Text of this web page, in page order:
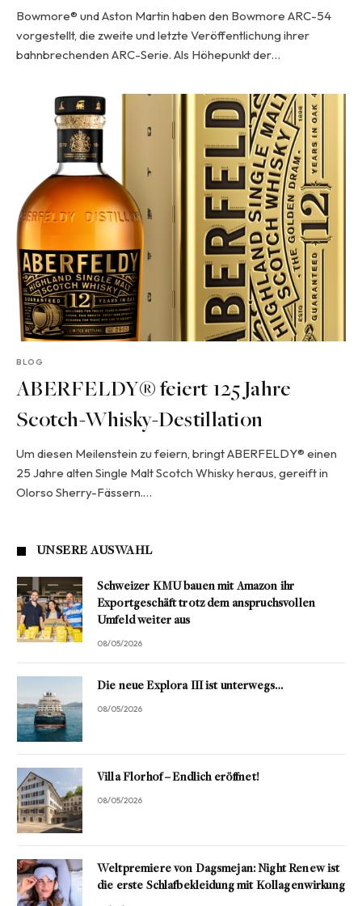
Bowmore® und Aston Martin haben den Bowmore ARC-54
vorgestellt, die zweite und letzte Veröffentlichung ihrer
bahnbrechenden ARC-Serie. Als Höhepunkt der…
BLOG
ABERFELDY® feiert 125 Jahre
Scotch-Whisky-Destillation
Um diesen Meilenstein zu feiern, bringt ABERFELDY® einen
25 Jahre alten Single Malt Scotch Whisky heraus, gereift in
Olorso Sherry-Fässern.…
UNSERE AUSWAHL
Schweizer KMU bauen mit Amazon ihr
Exportgeschäft trotz dem anspruchsvollen
Umfeld weiter aus
08/05/2026
Die neue Explora III ist unterwegs…
08/05/2026
Villa Florhof – Endlich eröffnet!
08/05/2026
Weltpremiere von Dagsmejan: Night Renew ist
die erste Schlafbekleidung mit Kollagenwirkung